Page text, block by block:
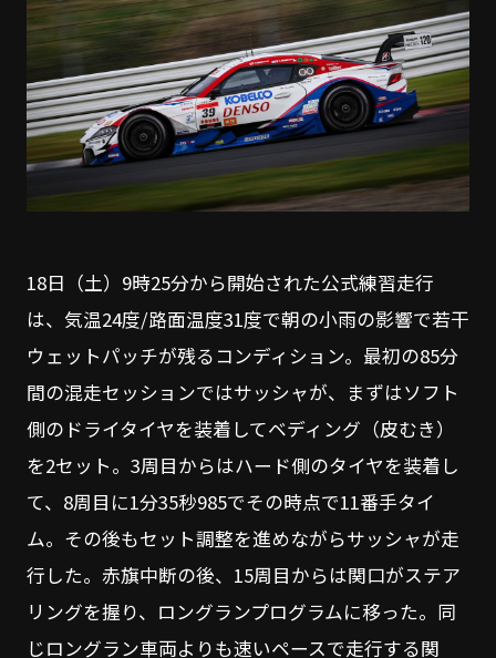
18日（土）9時25分から開始された公式練習走行
は、気温24度/路面温度31度で朝の小雨の影響で若干
ウェットパッチが残るコンディション。最初の85分
間の混走セッションではサッシャが、まずはソフト
側のドライタイヤを装着してベディング（皮むき）
を2セット。3周目からはハード側のタイヤを装着し
て、8周目に1分35秒985でその時点で11番手タイ
ム。その後もセット調整を進めながらサッシャが走
行した。赤旗中断の後、15周目からは関口がステア
リングを握り、ロングランプログラムに移った。同
じロングラン車両よりも速いペースで走行する関